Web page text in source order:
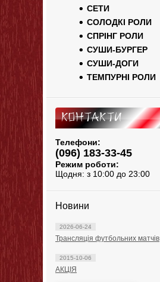
СЕТИ
СОЛОДКІ РОЛИ
СПРІНГ РОЛИ
СУШИ-БУРГЕР
СУШИ-ДОГИ
ТЕМПУРНІ РОЛИ
Контакти
Телефони:
(096) 183-33-45
Режим роботи:
Щодня: з 10:00 до 23:00
Новини
2026-06-24
Трансляція футбольних матчів
2015-10-06
АКЦІЯ